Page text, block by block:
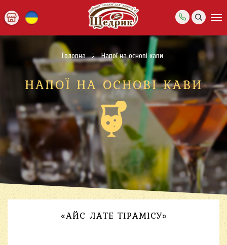
Головна Напої на основі кави
НАПОЇ НА ОСНОВІ КАВИ
«АЙС ЛАТЕ ТІРАМІСУ»